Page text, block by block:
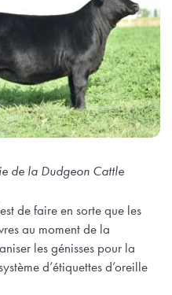
de la Dudgeon Cattle
de faire en sorte que les
au moment de la
les génisses pour la
d’étiquettes d’oreille